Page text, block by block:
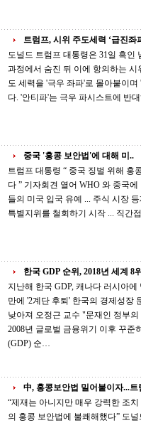
트럼프, 시위 주도세력 ‘급진좌
도널드 트럼프 대통령은 31일 흑인
과정에서 숨진 뒤 이에 항의하는
도 세력을 '극우 좌파'로 몰아붙이
중국 '홍콩 보안법'에 대해 미..
트럼프 대통령 “ 중국 징벌 위해 홍콩에 대한 특별지위 철회 ...WHO 와 관계 끝낸
다 ” 기자회견 열어 WHO 와 중국에 맹폭격 가해 " 안보 위협 가능성 있는 중국인
들의 미국 입국 유예 ... 주식 시장 등재된 中 기업 면밀히 조사 " " 홍콩에 부여했던
한국 GDP 순위, 2018년 세계 8
지난해 한국 GDP, 캐나다 러시아
만에 '2계단 후퇴' 한국의 경제성장 둔화 영향으로 세계에서 차지하는 경제력 순위
낮아져 오정근 교수 "문재인 정부의 잘못된 정책으로 경제 후퇴...예상된 결과"
2008년 글로벌 금융위기 이후 꾸준
(GDP) 순…
中, 홍콩보안법 밀어붙이자...트
“제재는 아니지만 매우 강력한 조치 될 것” 백악관 대변인 “트럼프
의 홍콩 보안법에 불쾌해했다” 도널드 트럼프 대통령은 26일(현지시간) 중국의 홍